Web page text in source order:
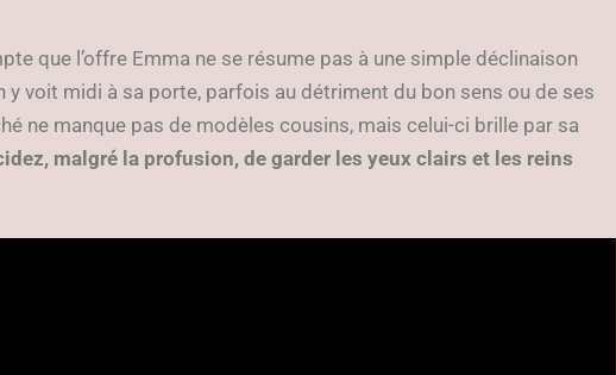
que l’offre Emma ne se résume pas à une simple déclinaison
y voit midi à sa porte, parfois au détriment du bon sens ou de ses
ne manque pas de modèles cousins, mais celui-ci brille par sa
malgré la profusion, de garder les yeux clairs et les reins